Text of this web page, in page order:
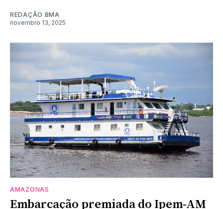
REDAÇÃO BMA
novembro 13, 2025
AMAZONAS
Embarcação premiada do Ipem-AM